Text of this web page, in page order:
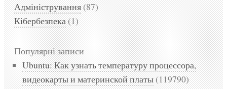
Адміністрування(87)
Кібербезпека(1)
Популярні записи
Ubuntu: Как узнать температуру процессора,
видеокарты и материнской платы(119790)